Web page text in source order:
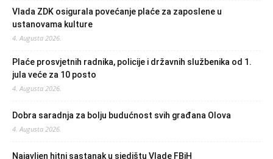
Vlada ZDK osigurala povećanje plaće za zaposlene u
ustanovama kulture
4. Augusta 2026.
Plaće prosvjetnih radnika, policije i državnih službenika od 1.
jula veće za 10 posto
4. Augusta 2026.
Dobra saradnja za bolju budućnost svih građana Olova
4. Augusta 2026.
Najavljen hitni sastanak u sjedištu Vlade FBiH